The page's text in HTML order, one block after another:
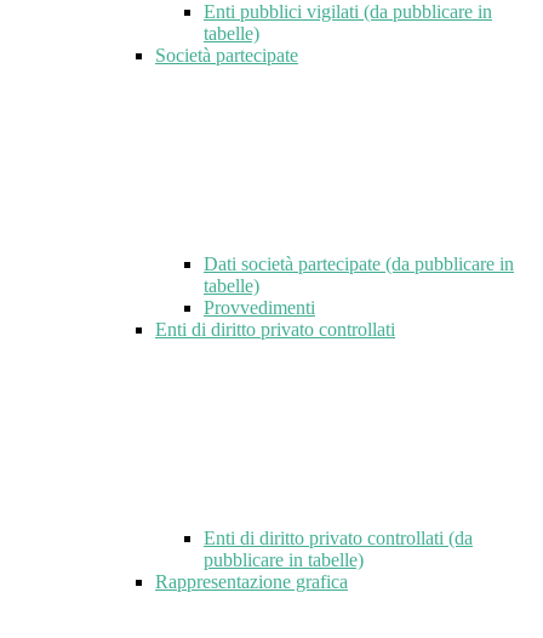
Enti pubblici vigilati (da pubblicare in
tabelle)
Società partecipate
Dati società partecipate (da pubblicare in
tabelle)
Provvedimenti
Enti di diritto privato controllati
Enti di diritto privato controllati (da
pubblicare in tabelle)
Rappresentazione grafica